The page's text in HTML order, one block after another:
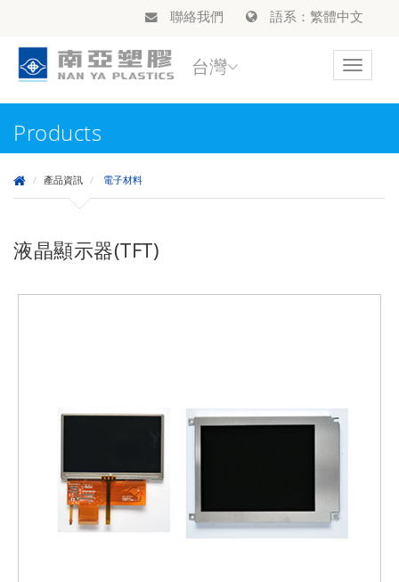
聯絡我們 語系：繁體中文
Toggle
台灣
Products
產品資訊 電子材料
液晶顯示器(TFT)